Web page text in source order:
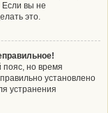
Если вы не
это.
пояс, но время
установлено
устранения